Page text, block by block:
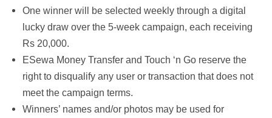
One winner will be selected weekly through a digital
lucky draw over the 5-week campaign, each receiving
Rs 20,000.
ESewa Money Transfer and Touch ‘n Go reserve the
right to disqualify any user or transaction that does not
meet the campaign terms.
Winners’ names and/or photos may be used for